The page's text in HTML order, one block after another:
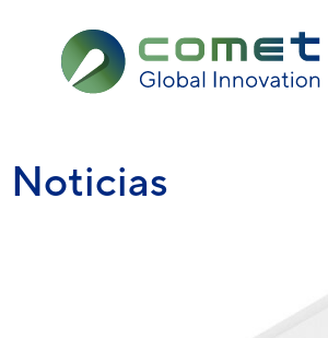
Noticias